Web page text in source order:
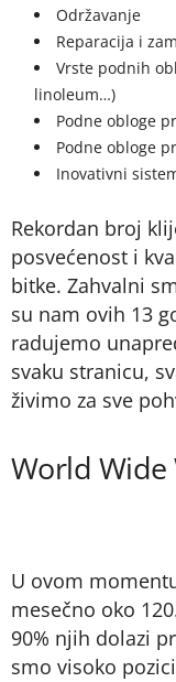
Održavanje
Reparacija i
Vrste podnih
linoleum…)
Podne obloge
Podne obloge
Inovativni
Rekordan broj
posvećenost i
bitke. Zahvalni
su nam ovih 13
radujemo
svaku stranicu,
živimo za sve
World Wide
U ovom
mesečno oko
90% njih dolazi
smo visoko